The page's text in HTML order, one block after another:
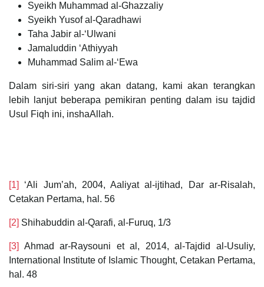
Syeikh Muhammad al-Ghazzaliy
Syeikh Yusof al-Qaradhawi
Taha Jabir al-‘Ulwani
Jamaluddin ‘Athiyyah
Muhammad Salim al-‘Ewa
Dalam siri-siri yang akan datang, kami akan terangkan
lebih lanjut beberapa pemikiran penting dalam isu tajdid
Usul Fiqh ini, inshaAllah.
[1]
‘Ali Jum’ah, 2004, Aaliyat al-ijtihad, Dar ar-Risalah,
Cetakan Pertama, hal. 56
[2] Shihabuddin al-Qarafi, al-Furuq, 1/3
[3]
Ahmad ar-Raysouni et al, 2014, al-Tajdid al-Usuliy,
International Institute of Islamic Thought, Cetakan Pertama,
hal. 48